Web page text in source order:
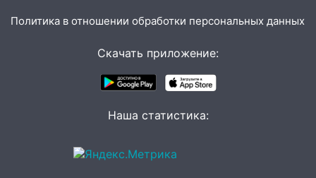
05:18
Судьба готовит сюрприз: гороскоп
деньгами, а кого ждет неожиданная
В Ульяновской области объявили
Ульяновские аграрии смогут
купить тракторы с отсрочкой платежа
Политика в отношении обработки персональных данных
Скачать приложение:
Наша статистика: